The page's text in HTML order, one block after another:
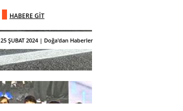
25 ŞUBAT 2024 | Doğa'dan Haberler
HABERE GİT